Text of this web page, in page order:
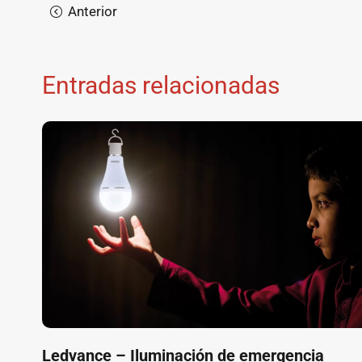
Entradas relacionadas
Ledvance – Iluminación de emergencia